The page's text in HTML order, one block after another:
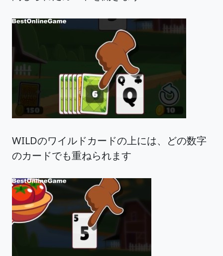
WILDのワイルドカードの上には、どの数字
のカードでも重ねられます